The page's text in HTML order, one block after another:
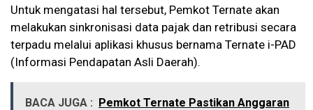
Untuk mengatasi hal tersebut, Pemkot Ternate akan
melakukan sinkronisasi data pajak dan retribusi secara
terpadu melalui aplikasi khusus bernama Ternate i-PAD
(Informasi Pendapatan Asli Daerah).
BACA JUGA : Pemkot Ternate Pastikan Anggaran